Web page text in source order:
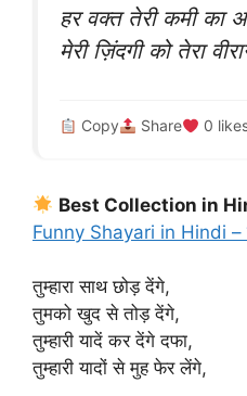
हर वक्त तेरी कमी का
मेरी ज़िंदगी को तेरा
Copy Share 0
Best Collection in
Funny Shayari in Hindi –
तुम्हारा साथ छोड़ देंगे,
तुमको खुद से तोड़ देंगे,
तुम्हारी यादें कर देंगे दफा,
तुम्हारी यादों से मुह फेर लेंगे,